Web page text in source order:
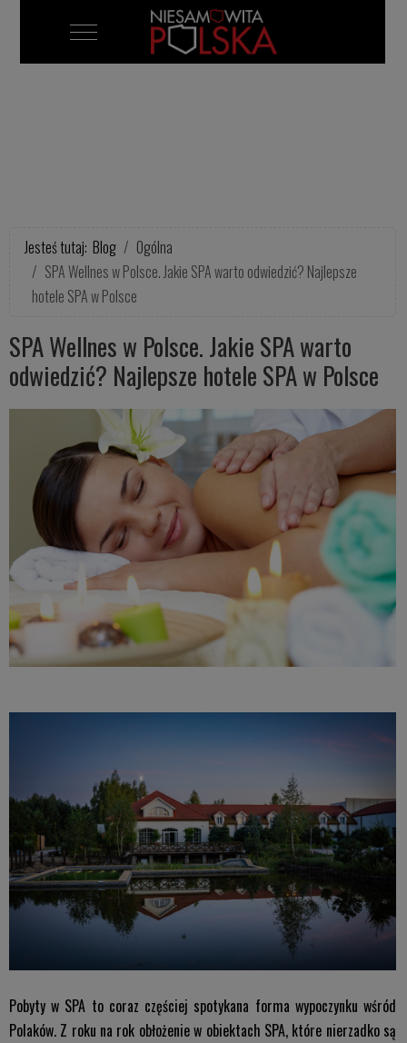
Mobile Menu Toggle
Jesteś tutaj: Blog
Ogólna
SPA Wellnes w Polsce. Jakie SPA warto odwiedzić? Najlepsze
hotele SPA w Polsce
SPA Wellnes w Polsce. Jakie SPA warto
odwiedzić? Najlepsze hotele SPA w Polsce
Pobyty w SPA to coraz częściej spotykana forma wypoczynku wśród
Polaków. Z roku na rok obłożenie w obiektach SPA, które nierzadko są